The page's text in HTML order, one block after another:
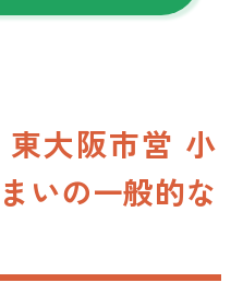
大阪市営 小
いの一般的な